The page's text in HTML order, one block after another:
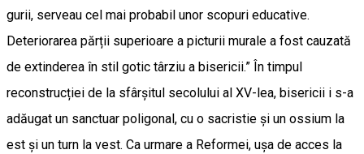
gurii, serveau cel mai probabil unor scopuri educative.
Deteriorarea părții superioare a picturii murale a fost cauzată
de extinderea în stil gotic târziu a bisericii.” În timpul
reconstrucției de la sfârșitul secolului al XV-lea, bisericii i s-a
adăugat un sanctuar poligonal, cu o sacristie și un ossium la
est și un turn la vest. Ca urmare a Reformei, ușa de acces la